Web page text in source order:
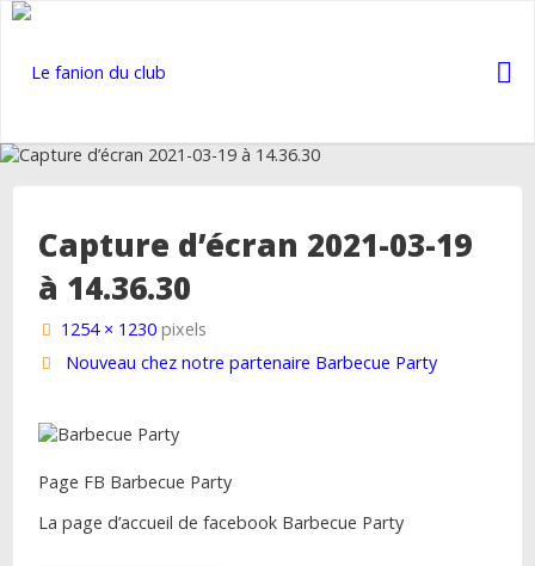
Skip
ELBEUF
RUGBY
Capture d’écran 2021-03-19
à 14.36.30
Full
size
1254 × 1230 pixels
Nouveau chez notre partenaire Barbecue Party
Page FB Barbecue Party
La page d’accueil de facebook Barbecue Party